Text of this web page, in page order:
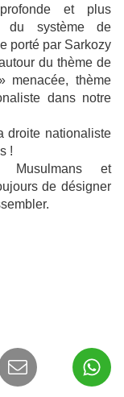
et plus
du système de
porté par Sarkozy
du thème de
menacée, thème
dans notre
droite nationaliste
!
et
de désigner